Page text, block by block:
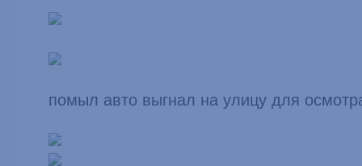
помыл авто выгнал на улицу для